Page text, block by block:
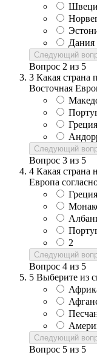
Дания
Вопрос 2 из 5
3 Какая страна
Восточная
Греция
Вопрос 3 из 5
4 Какая страна
Европа
Греция
2
Вопрос 4 из 5
5 Выберите из
Вопрос 5 из 5